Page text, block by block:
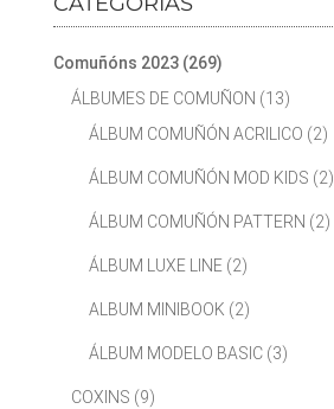
Comuñóns 2023 (269)
ÁLBUMES DE COMUÑON (13)
ÁLBUM COMUÑÓN ACRILICO (2)
ÁLBUM COMUÑÓN MOD KIDS (2)
ÁLBUM COMUÑÓN PATTERN (2)
ÁLBUM LUXE LINE (2)
ALBUM MINIBOOK (2)
ÁLBUM MODELO BASIC (3)
COXINS (9)